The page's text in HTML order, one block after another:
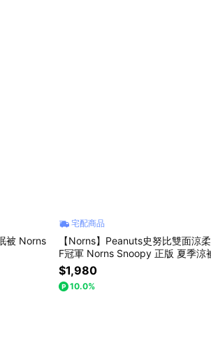
被 Norns
宅配商品
【Norns】Peanuts史努比雙面涼
F冠軍 Norns Snoopy 正版 夏季涼
$1,980
10.0%